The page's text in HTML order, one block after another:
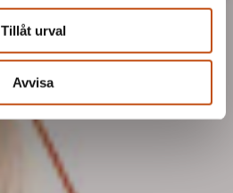
Tillåt urval
Avvisa